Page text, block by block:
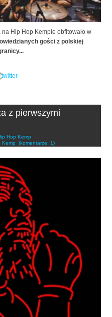
Hip Hop Kempie obfitowało w
gości z polskiej
z pierwszymi
Hop Kemp
Kemp (komentarze: 1)